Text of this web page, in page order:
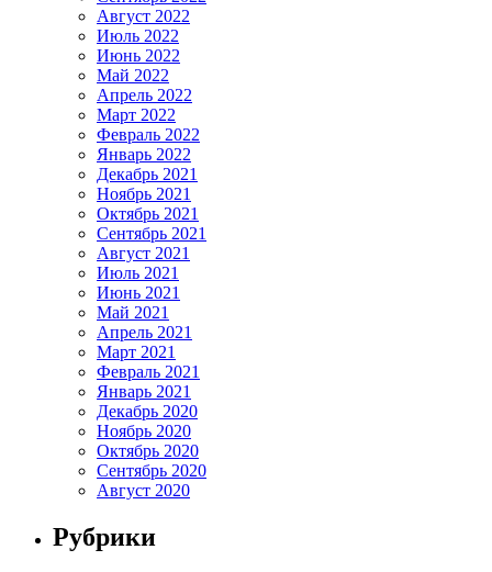
Август 2022
Июль 2022
Июнь 2022
Май 2022
Апрель 2022
Март 2022
Февраль 2022
Январь 2022
Декабрь 2021
Ноябрь 2021
Октябрь 2021
Сентябрь 2021
Август 2021
Июль 2021
Июнь 2021
Май 2021
Апрель 2021
Март 2021
Февраль 2021
Январь 2021
Декабрь 2020
Ноябрь 2020
Октябрь 2020
Сентябрь 2020
Август 2020
Рубрики